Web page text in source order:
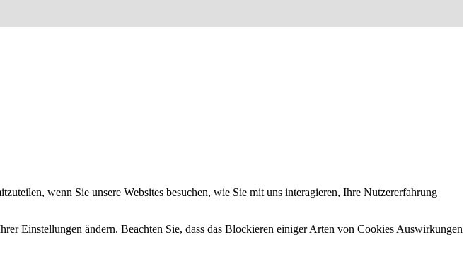
wenn Sie unsere Websites besuchen, wie Sie mit uns interagieren, Ihre Nutzererfahrung
Einstellungen ändern. Beachten Sie, dass das Blockieren einiger Arten von Cookies Auswirkungen